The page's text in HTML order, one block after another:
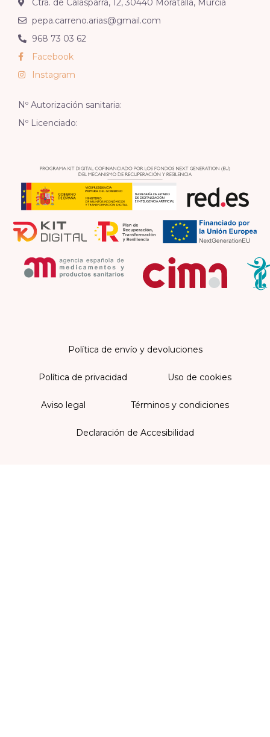
pepa.carreno.arias@gmail.com
968 73 03 62
Facebook
Instagram
Nº Autorización sanitaria:
Nº Licenciado:
Política de envío y devoluciones
Política de privacidad Uso de cookies
Aviso legal Términos y condiciones
Declaración de Accesibilidad